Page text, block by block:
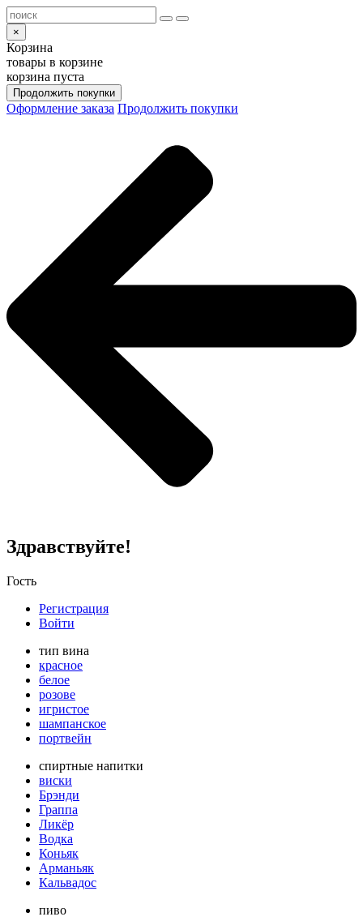
×
Корзина
товары в корзине
корзина пуста
Продолжить покупки
Оформление заказа Продолжить покупки
Здравствуйте!
Гость
Регистрация
Войти
тип вина
красное
белое
розове
игристое
шампанское
портвейн
спиртные напитки
виски
Брэнди
Граппа
Ликёр
Водка
Коньяк
Арманьяк
Кальвадос
пиво